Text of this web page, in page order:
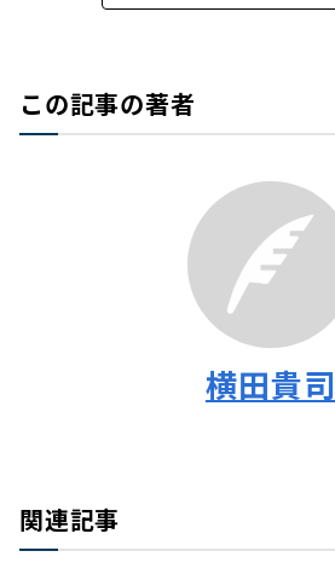
この記事の著者
横田貴司
関連記事